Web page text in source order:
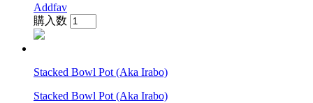
Addfav
購入数
Stacked Bowl Pot (Aka Irabo)
Stacked Bowl Pot (Aka Irabo)